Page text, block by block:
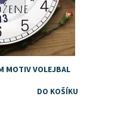
MOTIV VOLEJBAL